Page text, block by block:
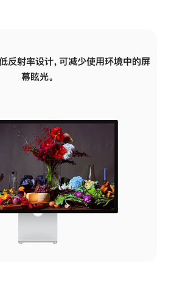
反射率设计，可减少使用环境中的屏
幕眩光。